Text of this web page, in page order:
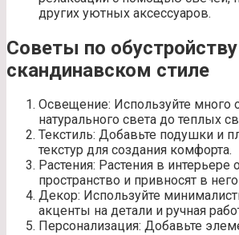
других уютных аксессуаров.
Советы по
скандинавском стиле
Освещение: Используйте много
натурального света до теплых
Текстиль: Добавьте подушки и
текстур для создания комфорта.
Растения: Растения в
пространство и привносят в
Декор: Используйте
акценты на детали и ручная
Персонализация: Добавьте